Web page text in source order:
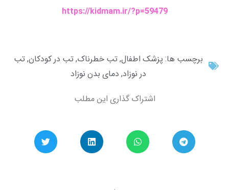
https://kidmam.ir/?p=59479
برچسب ها:پزشک اطفال ,تب خطرناک,تب در کودکان,تب
در نوزاد,دمای بدن نوزاد
اشتراک گذاری این مطلب